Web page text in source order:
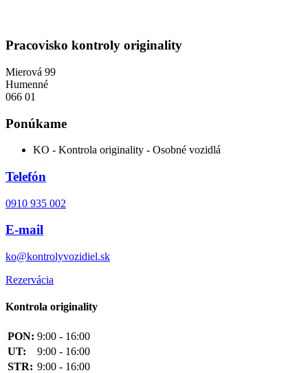
Pracovisko kontroly originality
Mierová 99
Humenné
066 01
Ponúkame
KO - Kontrola originality - Osobné vozidlá
Telefón
0910 935 002
E-mail
ko@kontrolyvozidiel.sk
Rezervácia
Kontrola originality
PON: 9:00 - 16:00
UT:
9:00 - 16:00
STR: 9:00 - 16:00